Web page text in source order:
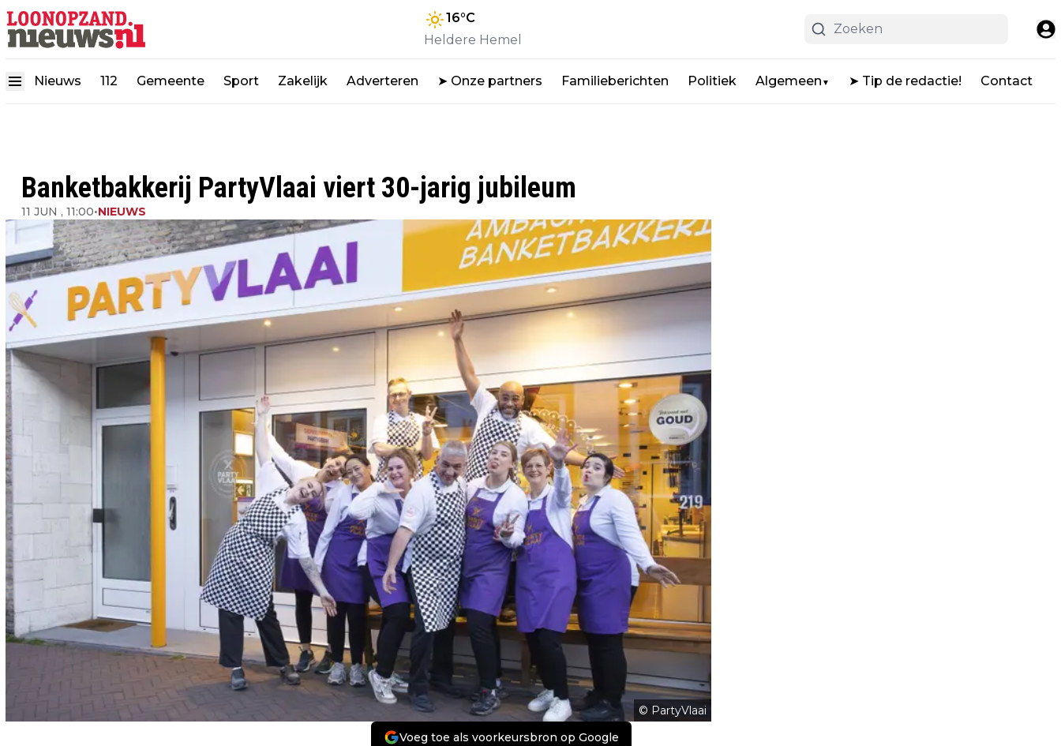
16°C
Heldere Hemel
Nieuws 112 Gemeente Sport Zakelijk Adverteren ➤ Onze partners Familieberichten Politiek Algemeen ▼ ➤ Tip de redactie! Contact
Banketbakkerij PartyVlaai viert 30-jarig jubileum
11 JUN , 11:00•NIEUWS
© PartyVlaai
Voeg toe als voorkeursbron op Google